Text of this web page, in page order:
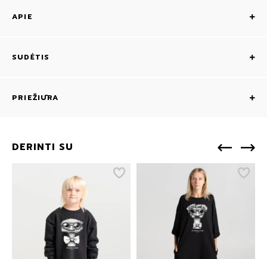
APIE
SUDĖTIS
PRIEŽIŪRA
DERINTI SU